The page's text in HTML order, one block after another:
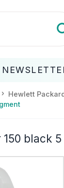
Hewlett
black